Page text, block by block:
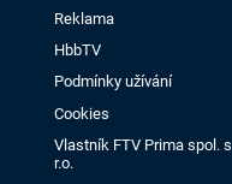
Reklama
HbbTV
Podmínky užívání
Cookies
Vlastník FTV Prima spol. s
r.o.